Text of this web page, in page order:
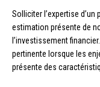
Solliciter l’expertise
estimation présente de
l’investissement
pertinente lorsque les
présente des